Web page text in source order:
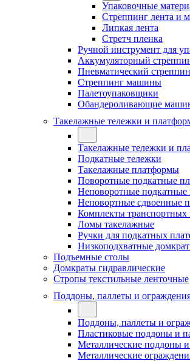
Упаковочные
Стреппинг лента и
Липкая лента
Стретч пленка
Ручной инструмент для
Аккумуляторный
Пневматический
Стреппинг машины
Палетоупаковщики
Обандероливающие
Такелажные тележки и
Такелажные тележки и
Подкатные тележки
Такелажные платформы
Поворотные подкатные
Неповоротные
Неповортные сдвоенные
Комплекты транспортных
Ломы такелажные
Ручки для подкатных
Низкоподхватные
Подъемные столы
Домкраты гидравлические
Стропы текстильные ленточные
Поддоны, паллеты и
Поддоны, паллеты и
Пластиковые поддоны и
Металлические поддоны
Металлические